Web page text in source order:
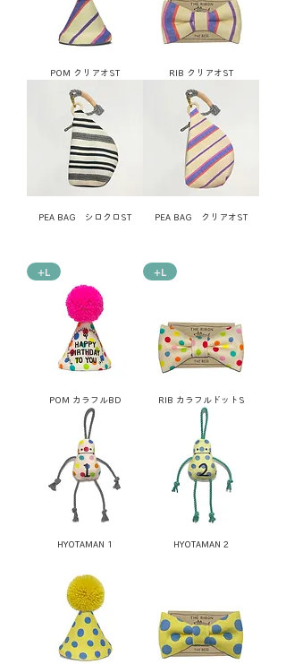
POM クリアオST RIB クリアオST
PEA BAG シロクロST PEA BAG クリアオST
+L
POM カラフルBD
+L
RIB カラフルドットS
HYOTAMAN 1 HYOTAMAN 2